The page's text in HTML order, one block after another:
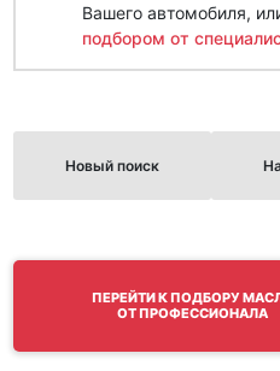
Вашего автомобиля,
подбором от
Новый поиск
ПЕРЕЙТИ К ПОДБОРУ
ОТ ПРОФЕССИОНАЛА